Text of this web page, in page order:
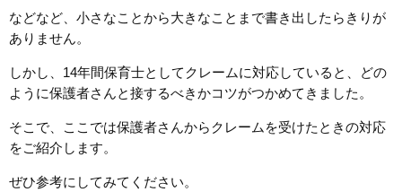
などなど、小さなことから大きなことまで書き出したらきりが
ありません。
しかし、14年間保育士としてクレームに対応していると、どの
ように保護者さんと接するべきかコツがつかめてきました。
そこで、ここでは保護者さんからクレームを受けたときの対応
をご紹介します。
ぜひ参考にしてみてください。